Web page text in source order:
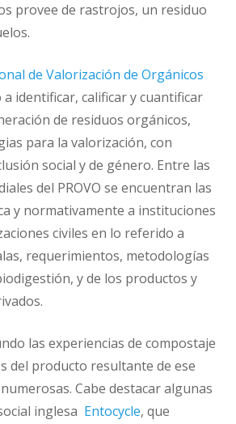
provee de rastrojos, un residuo
de Valorización de Orgánicos
a identificar, calificar y cuantificar
de residuos orgánicos,
para la valorización, con
social y de género. Entre las
del PROVO se encuentran las
y normativamente a instituciones
civiles en lo referido a
requerimientos, metodologías
y de los productos y
las experiencias de compostaje
del producto resultante de ese
Cabe destacar algunas
inglesa Entocycle, que